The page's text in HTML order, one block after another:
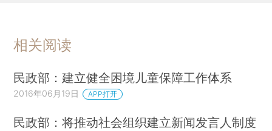
相关阅读
民政部：建立健全困境儿童保障工作体系
2016年06月19日 APP打开
民政部：将推动社会组织建立新闻发言人制度